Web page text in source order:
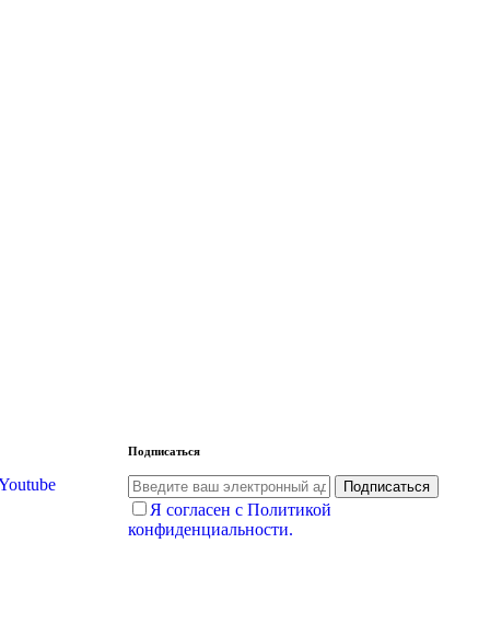
Подписаться
Подписаться
Я согласен с Политикой
конфиденциальности.